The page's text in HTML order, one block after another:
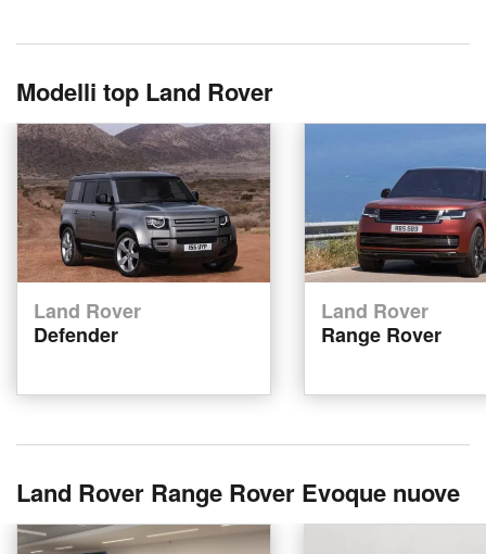
Modelli top Land Rover
Land Rover
Defender
Land Rover
Range Rover
Land Rover Range Rover Evoque nuove